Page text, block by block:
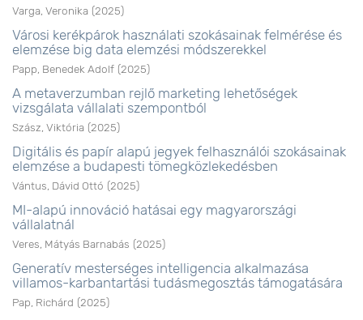
Varga, Veronika (2025)
Városi kerékpárok használati szokásainak felmérése és
elemzése big data elemzési módszerekkel
Papp, Benedek Adolf (2025)
A metaverzumban rejlő marketing lehetőségek
vizsgálata vállalati szempontból
Szász, Viktória (2025)
Digitális és papír alapú jegyek felhasználói szokásainak
elemzése a budapesti tömegközlekedésben
Vántus, Dávid Ottó (2025)
MI-alapú innováció hatásai egy magyarországi
vállalatnál
Veres, Mátyás Barnabás (2025)
Generatív mesterséges intelligencia alkalmazása
villamos-karbantartási tudásmegosztás támogatására
Pap, Richárd (2025)